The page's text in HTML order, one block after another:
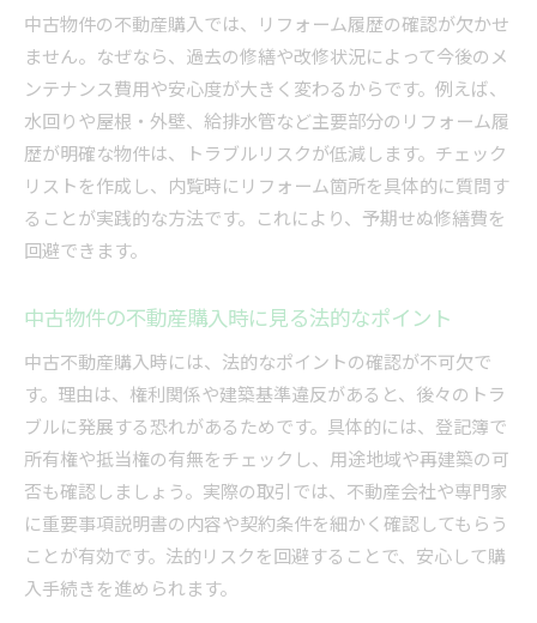
中古物件の不動産購入では、リフォーム履歴の確認が欠かせ
ません。なぜなら、過去の修繕や改修状況によって今後のメ
ンテナンス費用や安心度が大きく変わるからです。例えば、
水回りや屋根・外壁、給排水管など主要部分のリフォーム履
歴が明確な物件は、トラブルリスクが低減します。チェック
リストを作成し、内覧時にリフォーム箇所を具体的に質問す
ることが実践的な方法です。これにより、予期せぬ修繕費を
回避できます。
中古物件の不動産購入時に見る法的なポイント
中古不動産購入時には、法的なポイントの確認が不可欠で
す。理由は、権利関係や建築基準違反があると、後々のトラ
ブルに発展する恐れがあるためです。具体的には、登記簿で
所有権や抵当権の有無をチェックし、用途地域や再建築の可
否も確認しましょう。実際の取引では、不動産会社や専門家
に重要事項説明書の内容や契約条件を細かく確認してもらう
ことが有効です。法的リスクを回避することで、安心して購
入手続きを進められます。